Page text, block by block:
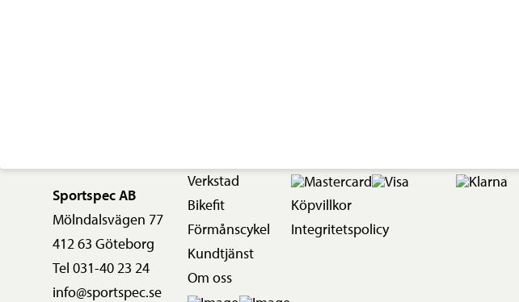
Sportspec AB
Mölndalsvägen 77
412 63 Göteborg
Tel 031-40 23 24
info@sportspec.se
Verkstad
Bikefit
Förmånscykel
Kundtjänst
Om oss
Köpvillkor
Integritetspolicy